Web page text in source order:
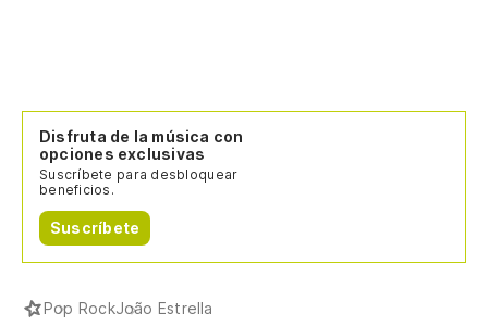
Disfruta de la música con
opciones exclusivas
Suscríbete para desbloquear
beneficios.
Suscríbete
Pop RockJoão Estrella